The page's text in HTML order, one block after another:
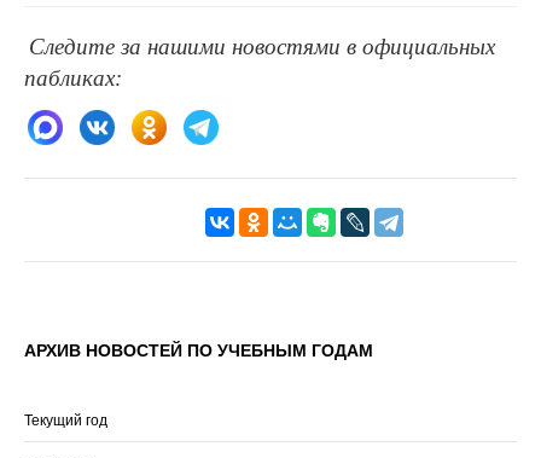
Следите за нашими новостями в официальных
пабликах:
АРХИВ НОВОСТЕЙ ПО УЧЕБНЫМ ГОДАМ
Текущий год